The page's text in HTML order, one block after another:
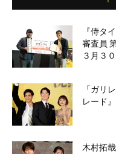
『侍タ
審査員
３月３
「ガリ
レード
木村拓